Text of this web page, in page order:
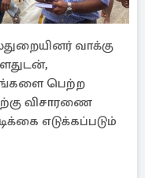
வாக்கு
பெற்ற
விசாரணை
எடுக்கப்படும்